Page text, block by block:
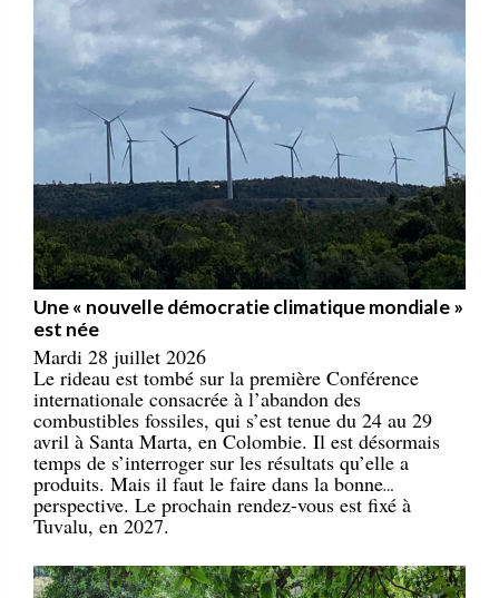
Une « nouvelle démocratie climatique mondiale »
est née
Mardi 28 juillet 2026
Le rideau est tombé sur la première Conférence
internationale consacrée à l’abandon des
combustibles fossiles, qui s’est tenue du 24 au 29
avril à Santa Marta, en Colombie. Il est désormais
temps de s’interroger sur les résultats qu’elle a
produits. Mais il faut le faire dans la bonne
perspective. Le prochain rendez-vous est fixé à
Tuvalu, en 2027.